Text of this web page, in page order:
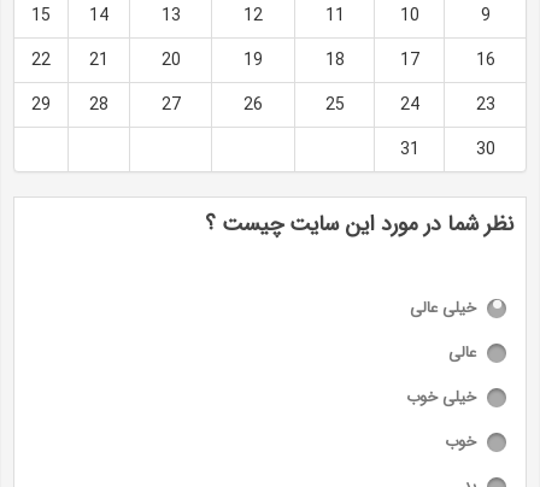
9
10
11
12
13
14
15
16
17
18
19
20
21
22
23
24
25
26
27
28
29
30
31
نظر شما در مورد این سایت چیست ؟
خیلی عالی
عالی
خیلی خوب
خوب